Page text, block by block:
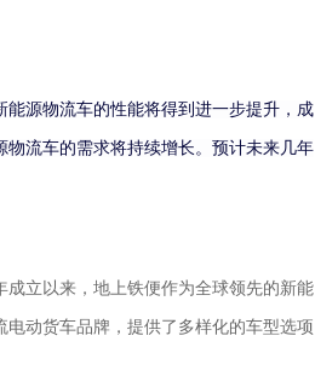
源物流车的性能将得到进一步提升，成
流车的需求将持续增长。预计未来几年
成立以来，地上铁便作为全球领先的新能
动货车品牌，提供了多样化的车型选项